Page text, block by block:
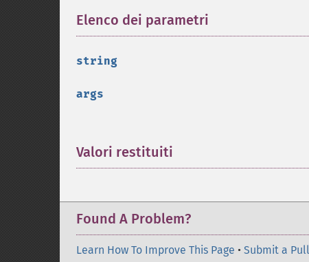
Elenco dei parametri
string
args
Valori restituiti
Found A Problem?
Learn How To Improve This Page • Submit a